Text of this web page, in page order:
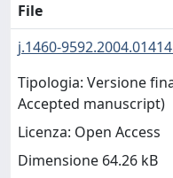
File
j.1460-
Tipologia: Versione
Accepted manuscript)
Licenza: Open Access
Dimensione 64.26 kB